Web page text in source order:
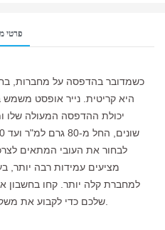
פרטי
כשמדובר בהדפסה על מחברות,
היא קריטית. נייר אופסט
יכולת ההדפסה המעולה שלו
לבחור את העובי המתאים
מציעים עמידות רבה יותר,
למחברת קלה יותר. קחו